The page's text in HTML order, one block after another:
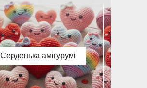
Серденька амігурумі